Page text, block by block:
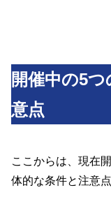
開催中の5
意点
ここからは、現在
体的な条件と注意